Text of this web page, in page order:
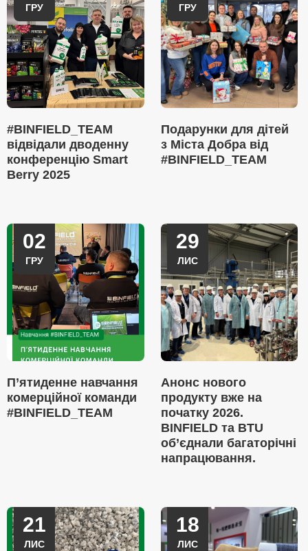
ГРУ
#BINFIELD_TEAM
відвідали дводенну
конференцію Smart
Berry 2025
ГРУ
Подарунки для дітей
з Міста Добра від
#BINFIELD_TEAM
02
ГРУ
П’ятиденне навчання
комерційної команди
#BINFIELD_TEAM
29
ЛИС
Анонс нового
продукту вже на
початку 2026.
BINFIELD та BTU
об’єднали багаторічні
напрацювання.
21
ЛИС
18
ЛИС